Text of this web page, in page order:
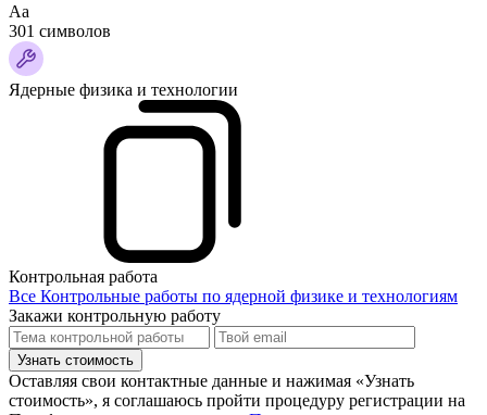
Аа
301 символов
Ядерные физика и технологии
Контрольная работа
Все Контрольные работы по ядерной физике и технологиям
Закажи контрольную работу
Узнать стоимость
Оставляя свои контактные данные и нажимая «Узнать
стоимость», я соглашаюсь пройти процедуру регистрации на